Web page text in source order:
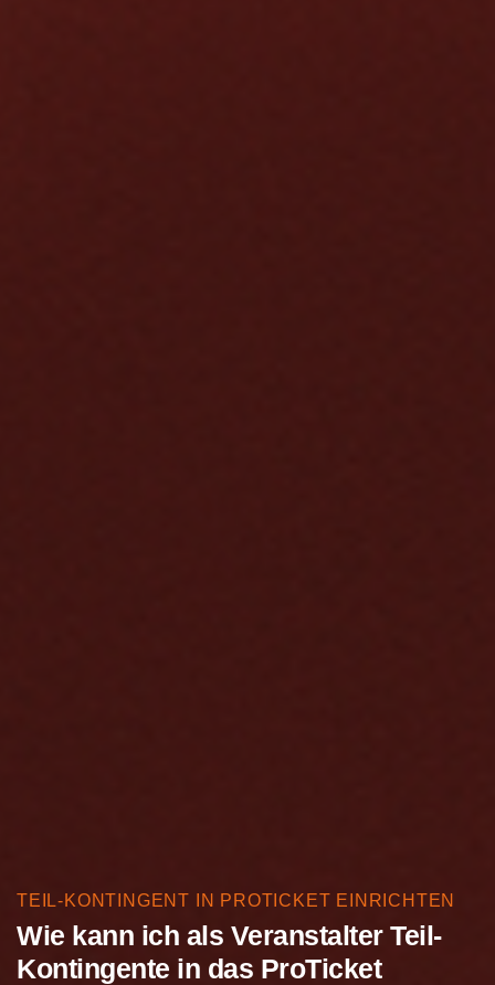
TEIL-KONTINGENT IN PROTICKET EINRICHTEN
Wie kann ich als Veranstalter Teil-
Kontingente in das ProTicket